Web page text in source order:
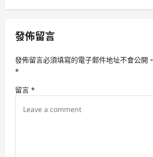
v
g
a
t
i
發佈留言
發佈留言必須填寫的電子郵件地址不會公開。
*
留言 *